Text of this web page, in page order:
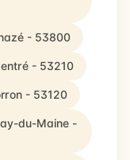
- 53800
- 53210
- 53120
du-Maine -